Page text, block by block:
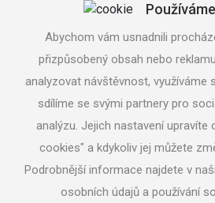
Abychom vám usnadnili
přizpůsobený obsah nebo
analyzovat návštěvnost, využíváme
sdílíme se svými partnery pro
analýzu. Jejich nastavení upravíte
cookies" a kdykoliv jej můžete
Podrobnější informace najdete v
osobních údajů a používání